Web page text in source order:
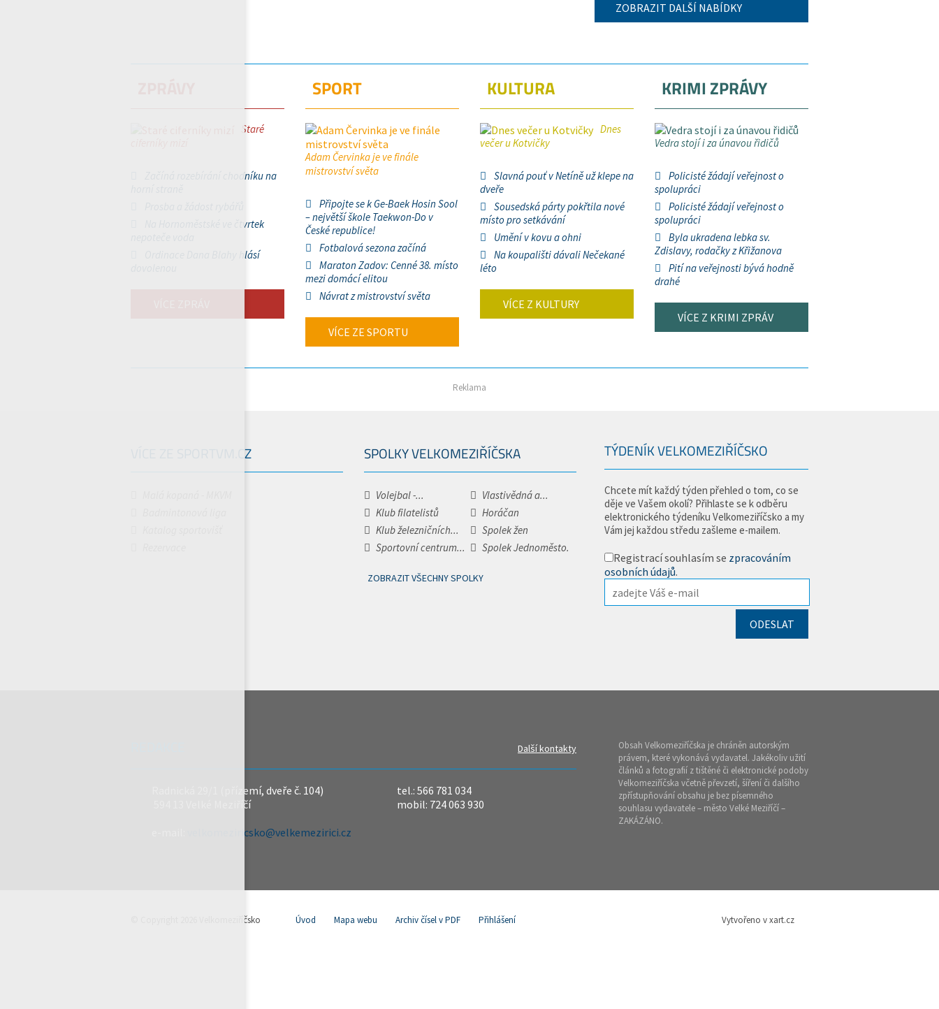
ZOBRAZIT DALŠÍ NABÍDKY
Staré
Začíná rozebírání chodníku na
Na Hornoměstské ve čtvrtek
Ordinace Dana Blahy hlásí
SPORT
Adam Červinka je ve finále
mistrovství světa
Připojte se k Ge-Baek Hosin Sool
– největší škole Taekwon-Do v
České republice!
Fotbalová sezona začíná
Maraton Zadov: Cenné 38. místo
mezi domácí elitou
Návrat z mistrovství světa
VÍCE ZE SPORTU
KULTURA
Dnes
večer u Kotvičky
Slavná pouť v Netíně už klepe na
dveře
Sousedská párty pokřtila nové
místo pro setkávání
Umění v kovu a ohni
Na koupališti dávali Nečekané
léto
VÍCE Z KULTURY
KRIMI ZPRÁVY
Vedra stojí i za únavou řidičů
Policisté žádají veřejnost o
spolupráci
Policisté žádají veřejnost o
spolupráci
Byla ukradena lebka sv.
Zdislavy, rodačky z Křižanova
Pití na veřejnosti bývá hodně
drahé
VÍCE Z KRIMI ZPRÁV
Reklama
VÍCE ZE SPORTVM.CZ SPOLKY VELKOMEZIŘÍČSKA
Volejbal -...
Vlastivědná a...
Klub filatelistů
Horáčan
Klub železničních...
Spolek žen
Sportovní centrum...
Spolek Jednoměsto.
ZOBRAZIT VŠECHNY SPOLKY
TÝDENÍK VELKOMEZIŘÍČSKO
Chcete mít každý týden přehled o tom, co se
děje ve Vašem okolí? Přihlaste se k odběru
elektronického týdeníku Velkomeziříčsko a my
Vám jej každou středu zašleme e-mailem.
Registrací souhlasím se zpracováním
osobních údajů.
Další kontakty
Radnická 29/1 (přízemí, dveře č. 104)
594 13 Velké Meziříčí
velkomeziricsko@velkemezirici.cz
tel.: 566 781 034
mobil: 724 063 930
Obsah Velkomeziříčska je chráněn autorským
právem, které vykonává vydavatel. Jakékoliv užití
článků a fotografií z tištěné či elektronické podoby
Velkomeziříčska včetně převzetí, šíření či dalšího
zpřístupňování obsahu je bez písemného
souhlasu vydavatele – město Velké Meziříčí –
ZAKÁZÁNO.
© Copyright 2026 Velkomeziříčsko Úvod Mapa webu Archiv čísel v PDF Přihlášení Vytvořeno v xart.cz